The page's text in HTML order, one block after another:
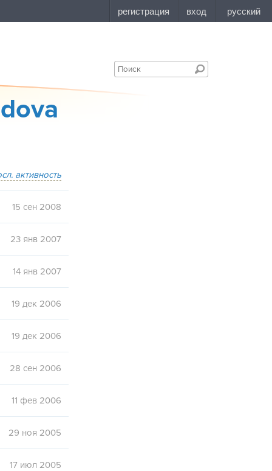
активность
15 сен 2008
23 янв 2007
14 янв 2007
19 дек 2006
19 дек 2006
28 сен 2006
11 фев 2006
29 ноя 2005
17 июл 2005